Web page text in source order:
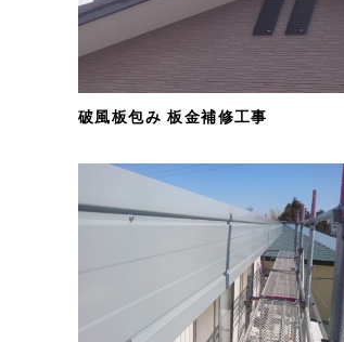
破風板包み 板金補修工事